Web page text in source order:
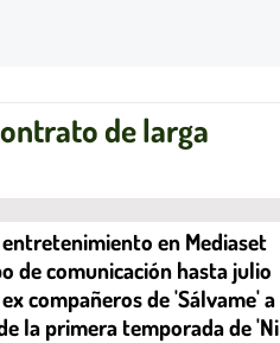
de larga
en Mediaset
de comunicación hasta julio
compañeros de 'Sálvame' a
la primera temporada de 'Ni